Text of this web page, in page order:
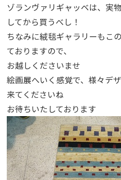
ゾランヴァリギャッベは、実
してから買うべし！
ちなみに絨毯ギャラリーもこ
ておりますので、
お越しくださいませ
絵画展へいく感覚で、様々デ
来てくださいね
お待ちいたしております